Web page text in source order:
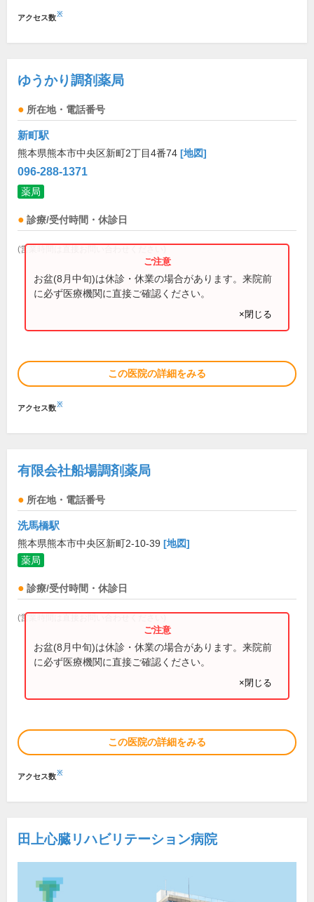
アクセス数※
ゆうかり調剤薬局
所在地・電話番号
新町駅
熊本県熊本市中央区新町2丁目4番74 [地図]
096-288-1371
薬局
診療/受付時間・休診日
(営業時間は直接お問い合わせください)
お盆(8月中旬)は休診・休業の場合があります。来院前
に必ず医療機関に直接ご確認ください。
×閉じる
この医院の詳細をみる
アクセス数※
有限会社船場調剤薬局
所在地・電話番号
洗馬橋駅
熊本県熊本市中央区新町2-10-39 [地図]
薬局
診療/受付時間・休診日
(営業時間は直接お問い合わせください)
お盆(8月中旬)は休診・休業の場合があります。来院前
に必ず医療機関に直接ご確認ください。
×閉じる
この医院の詳細をみる
アクセス数※
田上心臓リハビリテーション病院